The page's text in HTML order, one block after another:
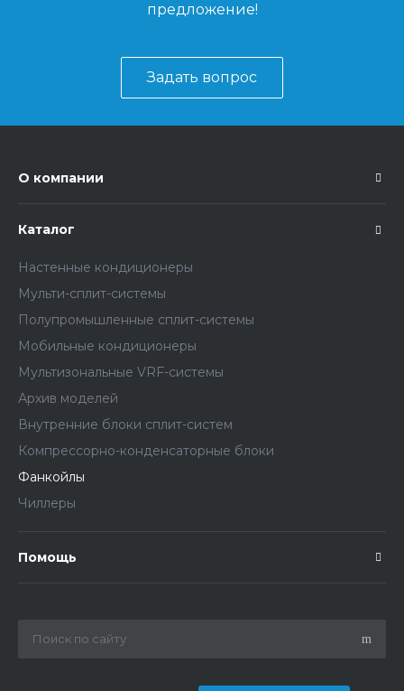
предложение!
Задать вопрос
О компании
Каталог
Настенные кондиционеры
Мульти-сплит-системы
Полупромышленные сплит-системы
Мобильные кондиционеры
Мультизональные VRF-системы
Архив моделей
Внутренние блоки сплит-систем
Компрессорно-конденсаторные блоки
Фанкойлы
Чиллеры
Помощь